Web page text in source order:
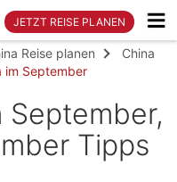
JETZT REISE PLANEN
Reise planen
China
im September
September,
Tipps